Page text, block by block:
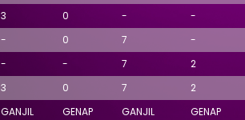
3 0 -
-
- 0 7
-
- - 7
2
3 0 7 2
GANJIL GENAP GANJIL
GENAP